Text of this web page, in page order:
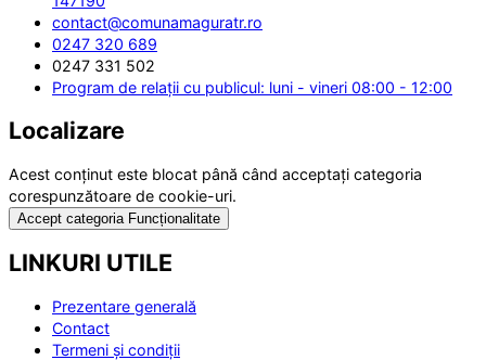
contact@comunamaguratr.ro
0247 320 689
0247 331 502
Program de relații cu publicul: luni - vineri 08:00 - 12:00
Localizare
Acest conținut este blocat până când acceptați categoria
corespunzătoare de cookie-uri.
Accept categoria Funcționalitate
LINKURI UTILE
Prezentare generală
Contact
Termeni și condiții